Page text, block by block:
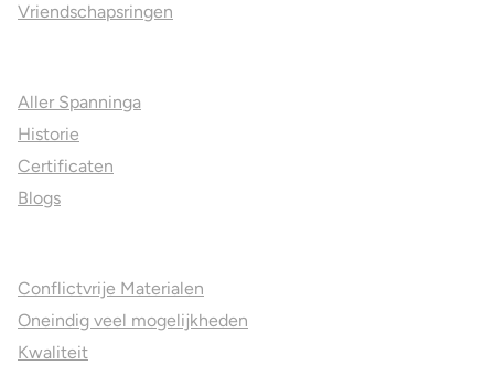
Vriendschapsringen
Aller Spanninga
Historie
Certificaten
Blogs
Conflictvrije Materialen
Oneindig veel mogelijkheden
Kwaliteit